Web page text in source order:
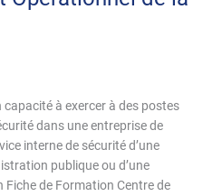
capacité à exercer à des postes
dans une entreprise de
interne de sécurité d’une
publique ou d’une
de Formation Centre de